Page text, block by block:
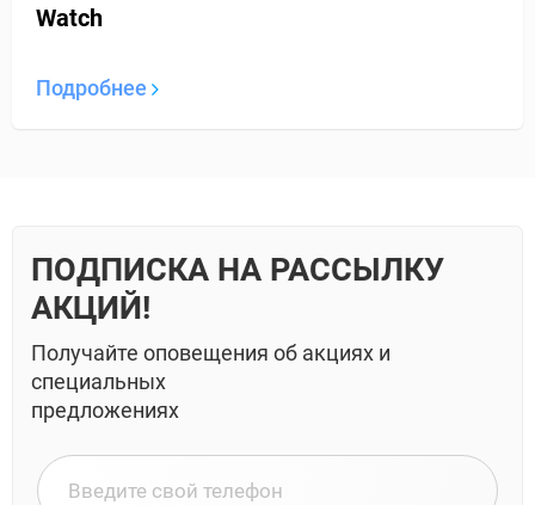
Watch
Подробнее
ПОДПИСКА НА РАССЫЛКУ
АКЦИЙ!
Получайте оповещения об акциях и
специальных
предложениях